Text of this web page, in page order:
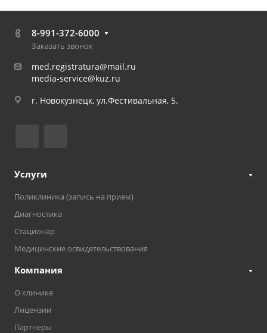
8-991-372-6000
Заказать звонок
med.registratura@mail.ru
media-service@kuz.ru
г. Новокузнецк, ул.Фестивальная, 5.
Услуги
Поликлиника (запись на прием)
Диагностика
Стационар
Медицинские освидетельствования
Компания
О клинике
Лицензии
Партнеры